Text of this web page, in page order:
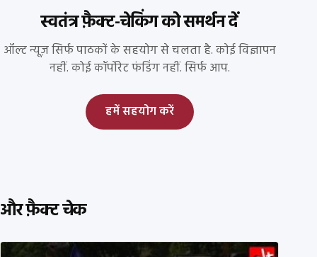
स्वतंत्र फ़ैक्ट-चेकिंग को समर्थन दें
ऑल्ट न्यूज़ सिर्फ पाठकों के सहयोग से चलता है. कोई विज्ञापन
नहीं. कोई कॉर्पोरेट फंडिंग नहीं. सिर्फ आप.
हमें सहयोग करें
और फ़ैक्ट चेक